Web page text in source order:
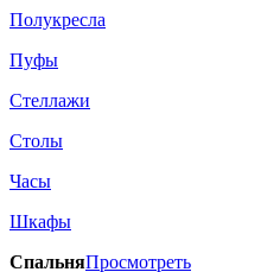
Полукресла
Пуфы
Стеллажи
Столы
Часы
Шкафы
СпальняПросмотреть